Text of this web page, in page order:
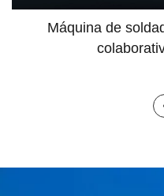
Máquina de